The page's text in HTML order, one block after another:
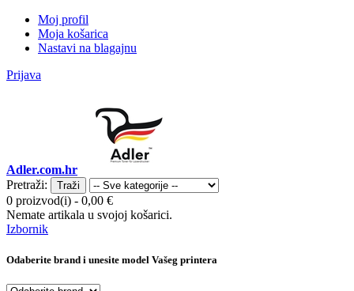
Moj profil
Moja košarica
Nastavi na blagajnu
Prijava
Adler.com.hr
Pretraži:
Traži
0 proizvod(i) - 0,00 €
Nemate artikala u svojoj košarici.
Izbornik
Odaberite brand i unesite model Vašeg printera